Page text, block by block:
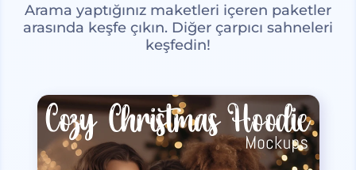
Arama yaptığınız maketleri içeren paketler
arasında keşfe çıkın. Diğer çarpıcı sahneleri
keşfedin!